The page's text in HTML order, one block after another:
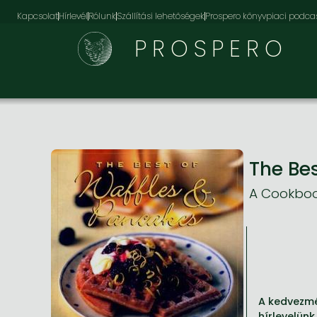
KapcsolatHírlevélRólunkSzállítási lehetőségekProspero könyvpiaci
PROSPERO
The
A
A